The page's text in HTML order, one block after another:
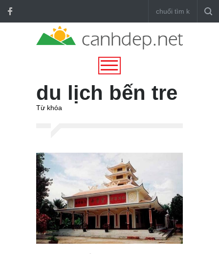
du lịch bến tre
Từ khóa